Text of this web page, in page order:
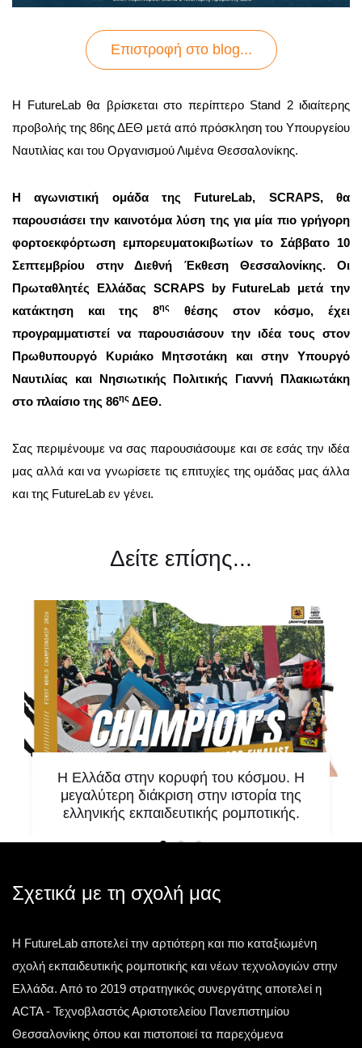
Επιστροφή στo blog...
Η FutureLab θα βρίσκεται στο περίπτερο Stand 2 ιδιαίτερης
προβολής της 86ης ΔΕΘ μετά από πρόσκληση του Υπουργείου
Ναυτιλίας και του Οργανισμού Λιμένα Θεσσαλονίκης.
Η αγωνιστική ομάδα της FutureLab, SCRAPS, θα
παρουσιάσει την καινοτόμα λύση της για μία πιο γρήγορη
φορτοεκφόρτωση εμπορευματοκιβωτίων το Σάββατο 10
Σεπτεμβρίου στην Διεθνή Έκθεση Θεσσαλονίκης. Οι
Πρωταθλητές Ελλάδας SCRAPS by FutureLab μετά την
κατάκτηση και της 8ης
θέσης στον κόσμο, έχει
προγραμματιστεί να παρουσιάσουν την ιδέα τους στον
Πρωθυπουργό Κυριάκο Μητσοτάκη και στην Υπουργό
Ναυτιλίας και Νησιωτικής Πολιτικής Γιαννή Πλακιωτάκη
στο πλαίσιο της 86ης ΔΕΘ.
Σας περιμένουμε να σας παρουσιάσουμε και σε εσάς την ιδέα
μας αλλά και να γνωρίσετε τις επιτυχίες της ομάδας μας άλλα
και της FutureLab εν γένει.
Δείτε επίσης...
Η Ελλάδα στην κορυφή του κόσμου. Η
μεγαλύτερη διάκριση στην ιστορία της
ελληνικής εκπαιδευτικής ρομποτικής.
Υπάρχουν στιγμές που δεν αποτελούν απλώς
αλλάζουν την ιστορία. Μία τέτοια στιγμή έζησε η
Σχετικά με τη σχολή μας
Η FutureLab αποτελεί την αρτιότερη και πιο καταξιωμένη
σχολή εκπαιδευτικής ρομποτικής και νέων τεχνολογιών στην
Ελλάδα. Από το 2019 στρατηγικός συνεργάτης αποτελεί η
ACTA - Τεχνοβλαστός Αριστοτελείου Πανεπιστημίου
Θεσσαλονίκης όπου και πιστοποιεί τα παρεχόμενα